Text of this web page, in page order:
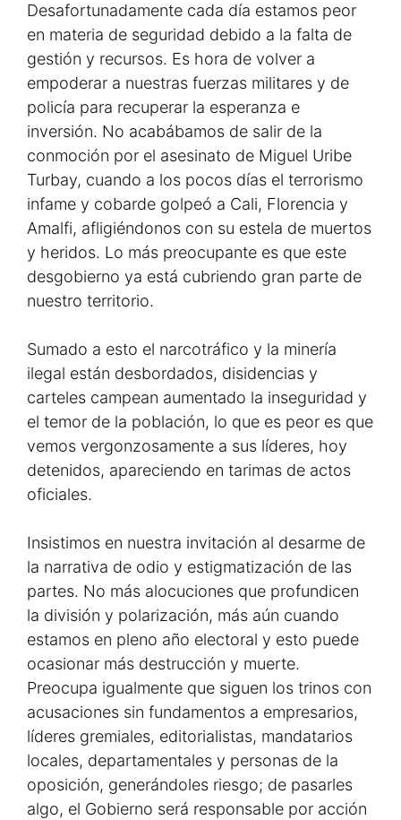
Desafortunadamente cada día estamos peor
en materia de seguridad debido a la falta de
gestión y recursos. Es hora de volver a
empoderar a nuestras fuerzas militares y de
policía para recuperar la esperanza e
inversión. No acabábamos de salir de la
conmoción por el asesinato de Miguel Uribe
Turbay, cuando a los pocos días el terrorismo
infame y cobarde golpeó a Cali, Florencia y
Amalfi, afligiéndonos con su estela de muertos
y heridos. Lo más preocupante es que este
desgobierno ya está cubriendo gran parte de
nuestro territorio.
Sumado a esto el narcotráfico y la minería
ilegal están desbordados, disidencias y
carteles campean aumentado la inseguridad y
el temor de la población, lo que es peor es que
vemos vergonzosamente a sus líderes, hoy
detenidos, apareciendo en tarimas de actos
oficiales.
Insistimos en nuestra invitación al desarme de
la narrativa de odio y estigmatización de las
partes. No más alocuciones que profundicen
la división y polarización, más aún cuando
estamos en pleno año electoral y esto puede
ocasionar más destrucción y muerte.
Preocupa igualmente que siguen los trinos con
acusaciones sin fundamentos a empresarios,
líderes gremiales, editorialistas, mandatarios
locales, departamentales y personas de la
oposición, generándoles riesgo; de pasarles
algo, el Gobierno será responsable por acción